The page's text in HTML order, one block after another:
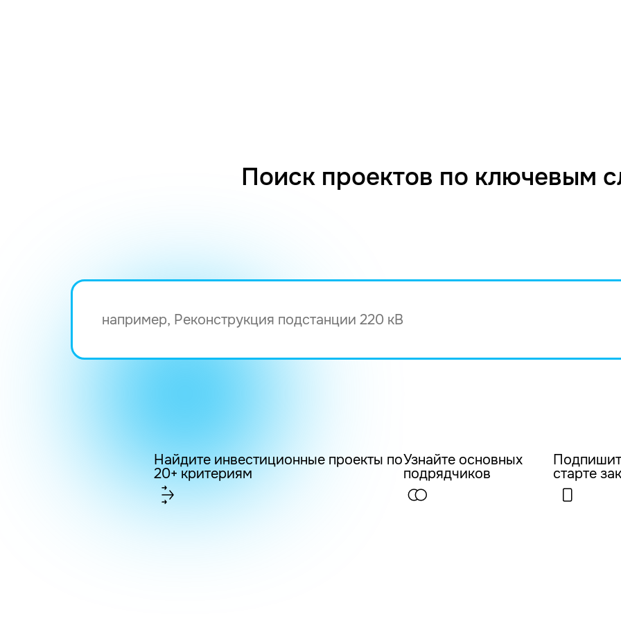
Поиск проектов по ключевым
Найдите инвестиционные проекты по
20+ критериям
Узнайте основных
подрядчиков
старте